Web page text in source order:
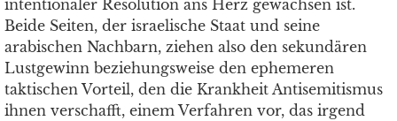
intentionaler Resolution ans Herz gewachsen ist.
Beide Seiten, der israelische Staat und seine
arabischen Nachbarn, ziehen also den sekundären
Lustgewinn beziehungsweise den ephemeren
taktischen Vorteil, den die Krankheit Antisemitismus
ihnen verschafft, einem Verfahren vor, das irgend